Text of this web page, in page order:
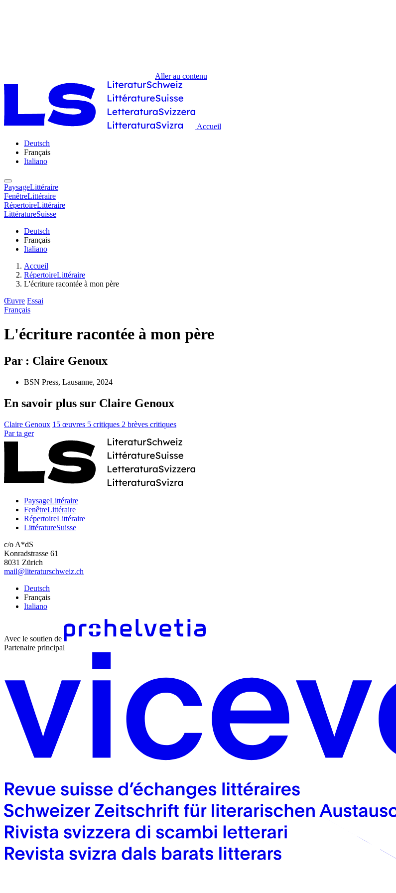
Aller au contenu
Accueil
Deutsch
Français
Italiano
PaysageLittéraire
FenêtreLittéraire
RépertoireLittéraire
LittératureSuisse
Deutsch
Français
Italiano
Accueil
RépertoireLittéraire
L'écriture racontée à mon père
Œuvre Essai
Français
L'écriture racontée à mon père
Par : Claire Genoux
BSN Press, Lausanne, 2024
En savoir plus sur Claire Genoux
Claire Genoux 15 œuvres 5 critiques 2 brèves critiques
Par ta ger
PaysageLittéraire
FenêtreLittéraire
RépertoireLittéraire
LittératureSuisse
c/o A*dS
Konradstrasse 61
8031 Zürich
mail@literaturschweiz.ch
Deutsch
Français
Italiano
Avec le soutien de
Partenaire principal